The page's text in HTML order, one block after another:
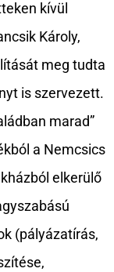
kívül
Károly,
meg tudta
is szervezett.
marad”
a Nemcsics
elkerülő
(pályázatírás,